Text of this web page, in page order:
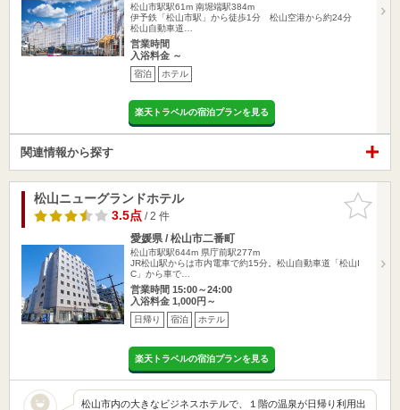
松山市駅駅61m 南堀端駅384m
伊予鉄「松山市駅」から徒歩1分 松山空港から約24分
松山自動車道…
営業時間
入浴料金 ～
宿泊 ホテル
楽天トラベルの宿泊プランを見る
関連情報から探す
お気に入
りに追加
松山ニューグランドホテル
3.5点/ 2 件
愛媛県 / 松山市二番町
松山市駅駅644m 県庁前駅277m
JR松山駅からは市内電車で約15分。松山自動車道「松山I
C」から車で…
営業時間 15:00～24:00
入浴料金 1,000円～
日帰り 宿泊 ホテル
楽天トラベルの宿泊プランを見る
松山市内の大きなビジネスホテルで、１階の温泉が日帰り利用出